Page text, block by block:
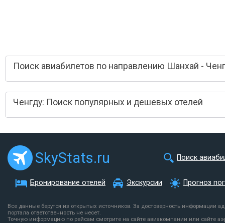
Поиск авиабилетов по направлению Шанхай -
Ченгду: Поиск популярных и дешевых отелей
SkyStats.ru Поиск
Бронирование отелей Экскурсии Прогноз
Все данные берутся из открытых источников. За достоверность информации
портала ответственность не несет.
Точную информацию по рейсам смотрите на сайте авиакомпании или сайте